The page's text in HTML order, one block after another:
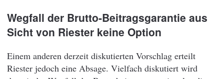
Wegfall der Brutto-Beitragsgarantie aus
Sicht von Riester keine Option
Einem anderen derzeit diskutierten Vorschlag erteilt
Riester jedoch eine Absage. Vielfach diskutiert wird